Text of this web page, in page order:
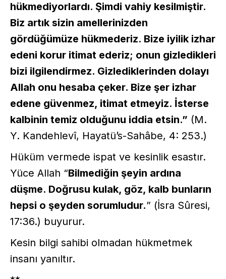
hükmediyorlardı. Şimdi vahiy kesilmiştir.
Biz artık sizin amellerinizden
gördüğümüze hükmederiz. Bize iyilik izhar
edeni korur itimat ederiz; onun gizledikleri
bizi ilgilendirmez. Gizlediklerinden dolayı
Allah onu hesaba çeker. Bize şer izhar
edene güvenmez, itimat etmeyiz. İsterse
kalbinin temiz olduğunu iddia etsin.” (M.
Y. Kandehlevî, Hayatü’s-Sahâbe, 4: 253.)
Hüküm vermede ispat ve kesinlik esastır.
Yüce Allah “Bilmediğin şeyin ardına
düşme. Doğrusu kulak, göz, kalb bunların
hepsi o şeyden sorumludur.” (İsra Sûresi,
17:36.) buyurur.
Kesin bilgi sahibi olmadan hükmetmek
insanı yanıltır.